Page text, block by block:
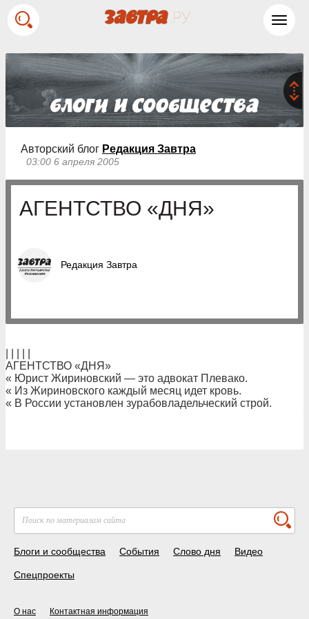
Авторский блог Редакция Завтра
03:00 6 апреля 2005
АГЕНТСТВО «ДНЯ»
Редакция Завтра
АГЕНТСТВО «ДНЯ»
« Юрист Жириновский — это адвокат Плевако.
« Из Жириновского каждый месяц идет кровь.
« В России установлен зурабовладельческий строй.
Блоги и сообщества События Слово дня Видео
Спецпроекты
О нас Контактная информация